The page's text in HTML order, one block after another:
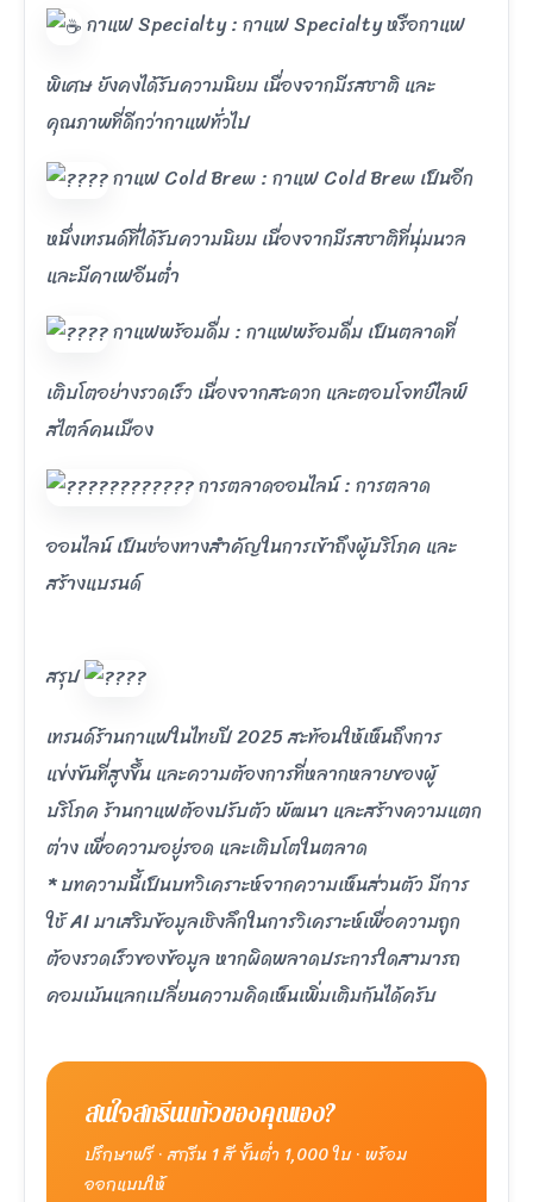
กาแฟ Specialty : กาแฟ Specialty หรือกาแฟ
พิเศษ ยังคงได้รับความนิยม เนื่องจากมีรสชาติ และ
คุณภาพที่ดีกว่ากาแฟทั่วไป
กาแฟ Cold Brew : กาแฟ Cold Brew เป็นอีก
หนึ่งเทรนด์ที่ได้รับความนิยม เนื่องจากมีรสชาติที่นุ่มนวล
และมีคาเฟอีนต่ำ
กาแฟพร้อมดื่ม : กาแฟพร้อมดื่ม เป็นตลาดที่
เติบโตอย่างรวดเร็ว เนื่องจากสะดวก และตอบโจทย์ไลฟ์
สไตล์คนเมือง
การตลาดออนไลน์ : การตลาด
ออนไลน์ เป็นช่องทางสำคัญในการเข้าถึงผู้บริโภค และ
สร้างแบรนด์
สรุป
เทรนด์ร้านกาแฟในไทยปี 2025 สะท้อนให้เห็นถึงการ
แข่งขันที่สูงขึ้น และความต้องการที่หลากหลายของผู้
บริโภค ร้านกาแฟต้องปรับตัว พัฒนา และสร้างความแตก
ต่าง เพื่อความอยู่รอด และเติบโตในตลาด
* บทความนี้เป็นบทวิเคราะห์จากความเห็นส่วนตัว มีการ
ใช้ AI มาเสริมข้อมูลเชิงลึกในการวิเคราะห์เพื่อความถูก
ต้องรวดเร็วของข้อมูล หากผิดพลาดประการใดสามารถ
คอมเม้นแลกเปลี่ยนความคิดเห็นเพิ่มเติมกันได้ครับ
สนใจสกรีนแก้วของคุณเอง?
ปรึกษาฟรี · สกรีน 1 สี ขั้นต่ำ 1,000 ใบ · พร้อม
ออกแบบให้